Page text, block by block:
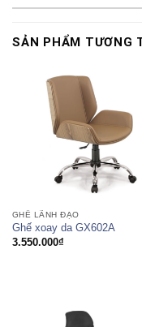
SẢN PHẨM TƯƠNG
GHẾ LÃNH ĐẠO
Ghế xoay da GX602A
3.550.000₫